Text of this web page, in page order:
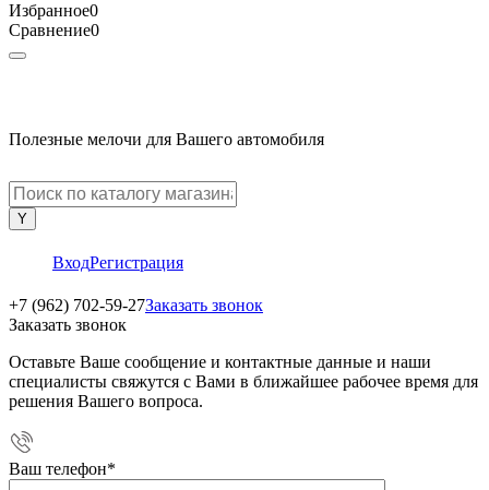
Избранное0
Сравнение0
Полезные мелочи для Вашего автомобиля
ВходРегистрация
+7 (962) 702-59-27Заказать звонок
Заказать звонок
Оставьте Ваше сообщение и контактные данные и наши
специалисты свяжутся с Вами в ближайшее рабочее время для
решения Вашего вопроса.
Ваш телефон*